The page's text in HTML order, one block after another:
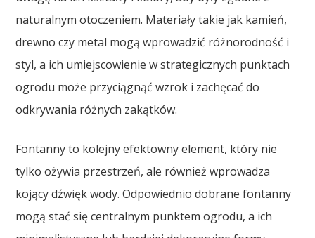
naturalnym otoczeniem. Materiały takie jak kamień,
drewno czy metal mogą wprowadzić różnorodność i
styl, a ich umiejscowienie w strategicznych punktach
ogrodu może przyciągnąć wzrok i zachęcać do
odkrywania różnych zakątków.
Fontanny to kolejny efektowny element, który nie
tylko ożywia przestrzeń, ale również wprowadza
kojący dźwięk wody. Odpowiednio dobrane fontanny
mogą stać się centralnym punktem ogrodu, a ich